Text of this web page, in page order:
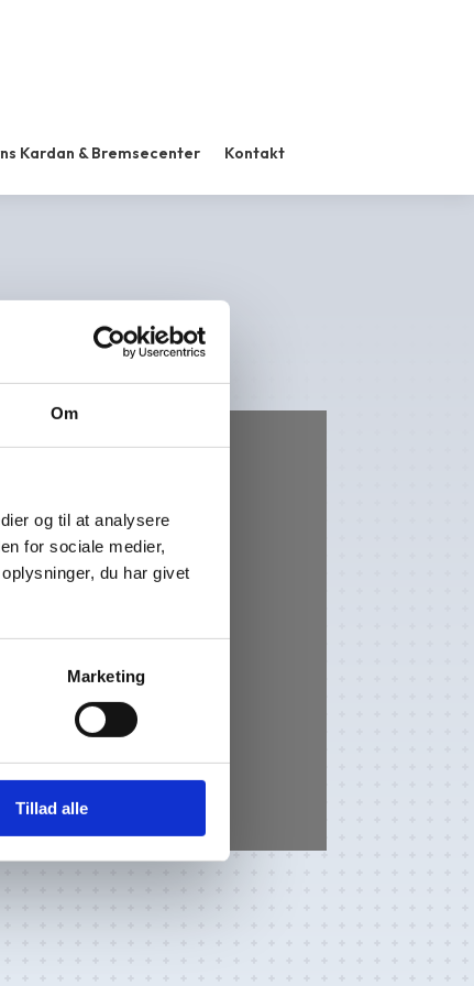
Om
og til at analysere
for sociale medier,
du har givet
Marketing
Tillad alle
Kardan & Bremsecenter Kontakt
Loading PDF 18% ...